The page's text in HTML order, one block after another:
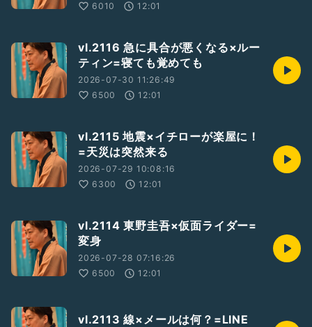
6010
12:01
vl.2116 急に具合が悪くなる×ルー
ティン=寝ても覚めても
2026-07-30 11:26:49
6500
12:01
vl.2115 地震×イチローが楽屋に！
=天災は突然来る
2026-07-29 10:08:16
6300
12:01
vl.2114 東野圭吾×仮面ライダー=
変身
2026-07-28 07:16:26
6500
12:01
vl.2113 線×メールは何？=LINE